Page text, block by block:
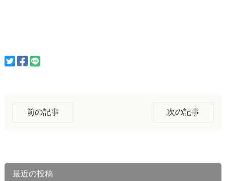
前の記事 次の記事
最近の投稿